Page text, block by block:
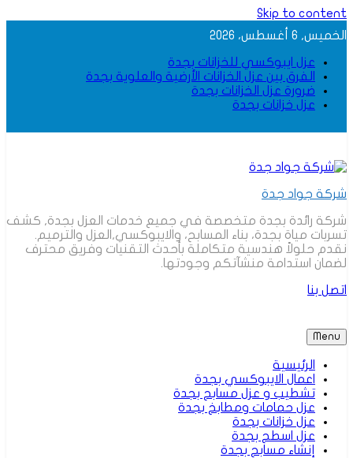
Skip to content
الخميس, 6 أغسطس، 2026
عزل ايبوكسي للخزانات بجدة
الفرق بين عزل الخزانات الأرضية والعلوية بجدة
ضرورة عزل الخزانات بجدة
عزل خزانات بجدة
شركة جواد جدة
شركة رائدة بجدة متخصصة في جميع خدمات العزل بجدة, كشف
تسربات مياة بجدة، بناء المسابح، والايبوكسي,العزل والترميم.
نقدم حلولاً هندسية متكاملة بأحدث التقنيات وفريق محترف
لضمان استدامة منشآتكم وجودتها.
اتصل بنا
Menu
الرئيسية
اعمال الايبوكسي بجدة
تشطيب و عزل مسابح بجدة
عزل حمامات ومطابخ بجدة
عزل خزانات بجدة
عزل اسطح بجدة
إنشاء مسابح بجدة